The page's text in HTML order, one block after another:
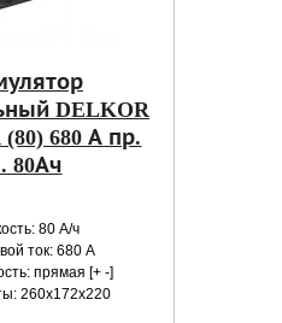
DELKOR
(80) 680 А пр.
80Ач
80 А/ч
ток: 680 А
прямая [+ -]
260x172x220